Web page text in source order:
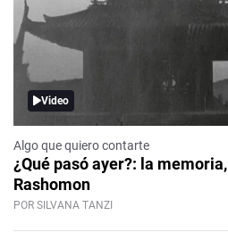
Video
Algo que quiero contarte
¿Qué pasó ayer?: la
Rashomon
POR SILVANA TANZI